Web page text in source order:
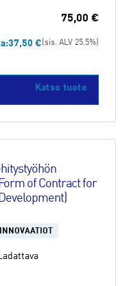
75,00 €
37,50 € (sis. ALV 25.5%)
Katso tuote
of Contract for